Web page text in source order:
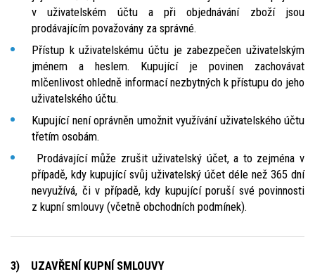
v uživatelském účtu a při objednávání zboží jsou
prodávajícím považovány za správné.
Přístup k uživatelskému účtu je zabezpečen uživatelským
jménem a heslem. Kupující je povinen zachovávat
mlčenlivost ohledně informací nezbytných k přístupu do jeho
uživatelského účtu.
Kupující není oprávněn umožnit využívání uživatelského účtu
třetím osobám.
Prodávající může zrušit uživatelský účet, a to zejména v
případě, kdy kupující svůj uživatelský účet déle než 365 dní
nevyužívá, či v případě, kdy kupující poruší své povinnosti
z kupní smlouvy (včetně obchodních podmínek).
3) UZAVŘENÍ KUPNÍ SMLOUVY